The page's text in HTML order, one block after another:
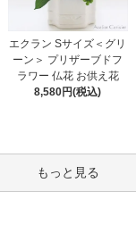
エクラン Sサイズ＜グリ
ーン＞ プリザーブドフ
ラワー 仏花 お供え花
8,580円(税込)
もっと見る